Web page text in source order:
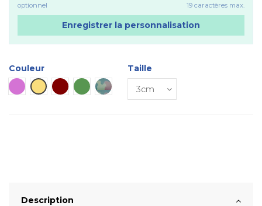
optionnel 19 caractères max.
Enregistrer la personnalisation
Couleur
MauveJaune MarronVertePlaque camouflage
Taille
Description